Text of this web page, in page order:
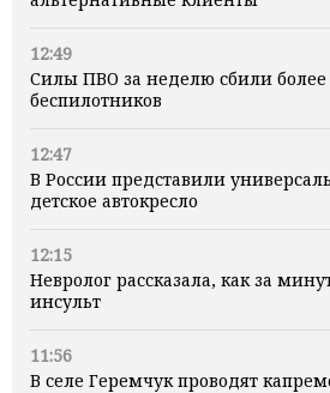
12:49
Силы ПВО за неделю сбили более
беспилотников
12:47
В России представили
детское автокресло
12:15
Невролог рассказала, как за
инсульт
11:56
В селе Геремчук проводят